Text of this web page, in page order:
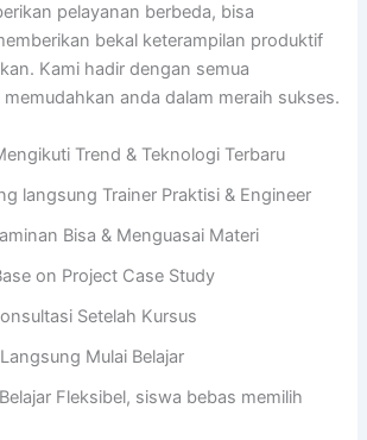
pelayanan berbeda, bisa
bekal keterampilan produktif
Kami hadir dengan semua
anda dalam meraih sukses.
Trend & Teknologi Terbaru
langsung Trainer Praktisi & Engineer
Bisa & Menguasai Materi
on Project Case Study
Setelah Kursus
Mulai Belajar
Fleksibel, siswa bebas memilih